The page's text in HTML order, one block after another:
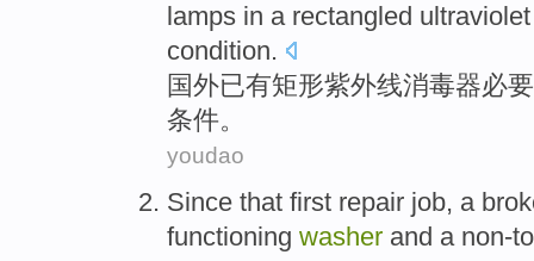
lamps in a rectangled ultraviolet
condition.
国外已有矩形紫外线消毒器必要
条件。
youdao
Since that first repair job, a
functioning washer and a non-